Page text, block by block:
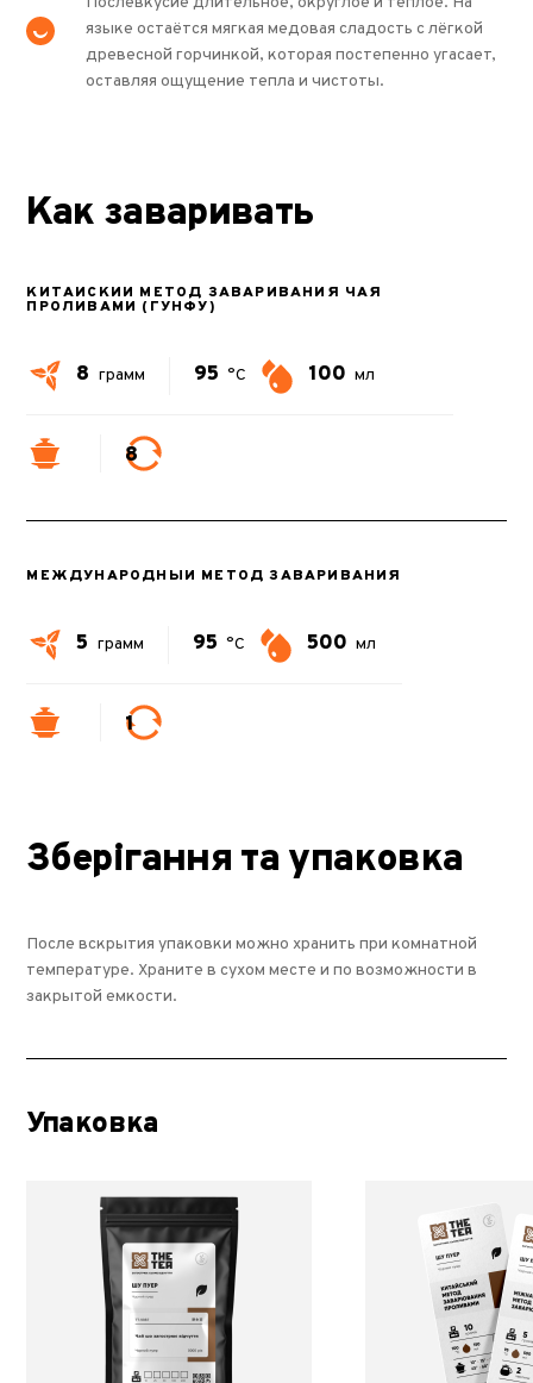
языке остаётся мягкая медовая сладость с лёгкой
древесной горчинкой, которая постепенно угасает,
оставляя ощущение тепла и чистоты.
Как заваривать
КИТАЙСКИЙ МЕТОД ЗАВАРИВАНИЯ ЧАЯ
ПРОЛИВАМИ (ГУНФУ)
8 грамм 95 °C 100 мл
8
МЕЖДУНАРОДНЫЙ МЕТОД ЗАВАРИВАНИЯ
5 грамм 95 °C 500 мл
1
Зберігання та упаковка
После вскрытия упаковки можно хранить при комнатной
температуре. Храните в сухом месте и по возможности в
закрытой емкости.
Упаковка